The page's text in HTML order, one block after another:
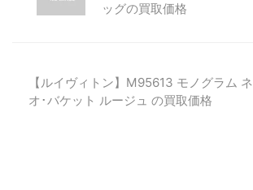
ッグの買取価格
【ルイヴィトン】M95613 モノグラム ネ
オ･バケット ルージュ の買取価格